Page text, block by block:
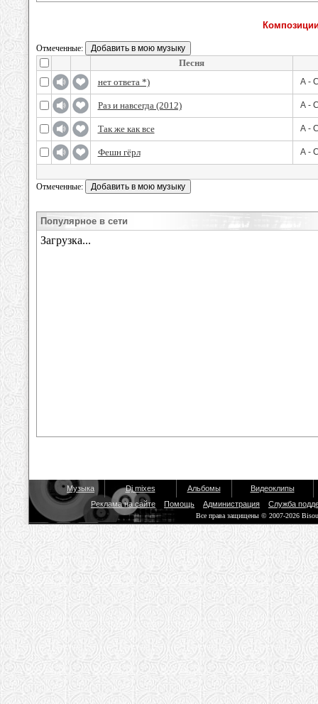
Отмеченные:
Песня
нет ответа *)
А -
Раз и навсегда (2012) А -
Так же как все А -
Фешн гёрл А -
Отмеченные:
Популярное в сети
Музыка Dj mixes Альбомы
Видеоклипы
Реклама на сайте
Помощь Администрация Служба
Все права защищены © 2007-2026